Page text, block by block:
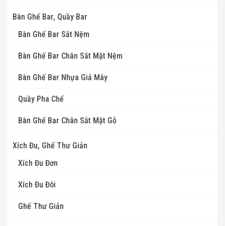
Bàn Ghế Bar, Quầy Bar
Bàn Ghế Bar Sắt Nệm
Bàn Ghế Bar Chân Sắt Mặt Nệm
Bàn Ghế Bar Nhựa Giả Mây
Quầy Pha Chế
Bàn Ghế Bar Chân Sắt Mặt Gỗ
Xích Đu, Ghế Thư Giản
Xích Đu Đơn
Xích Đu Đôi
Ghế Thư Giản